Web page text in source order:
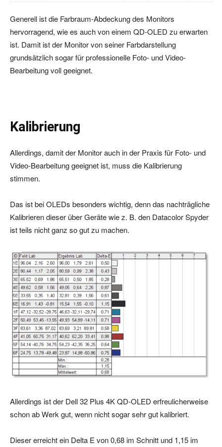
Generell ist die Farbraum-Abdeckung des Monitors
hervorragend, wie es auch von einem QD-OLED zu erwarten
ist. Damit ist der Monitor von seiner Farbdarstellung
grundsätzlich sogar für professionelle Foto- und Video-
Bearbeitung voll geeignet.
Kalibrierung
Allerdings, damit der Monitor auch in der Praxis für Foto- und
Video-Bearbeitung geeignet ist, muss die Kalibrierung
stimmen.
Das ist bei OLEDs besonders wichtig, denn das nachträgliche
Kalibrieren dieser über Geräte wie z. B. den Datacolor Spyder
ist teils nicht ganz so gut zu machen.
Allerdings ist der Dell 32 Plus 4K QD-OLED erfreulicherweise
schon ab Werk gut, wenn nicht sogar sehr gut kalibriert.
Dieser erreicht ein Delta E von 0,68 im Schnitt und 1,15 im